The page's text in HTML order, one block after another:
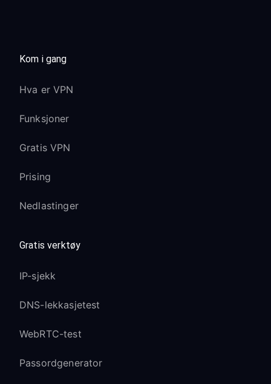
Kom i gang
Hva er VPN
Funksjoner
Gratis VPN
Prising
Nedlastinger
Gratis verktøy
IP-sjekk
DNS-lekkasjetest
WebRTC-test
Passordgenerator